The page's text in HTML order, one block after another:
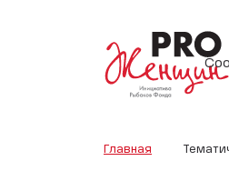
Главная